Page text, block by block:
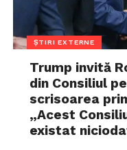
ȘTIRI EXTERNE
Trump invită
din Consiliul
scrisoarea
„Acest
existat